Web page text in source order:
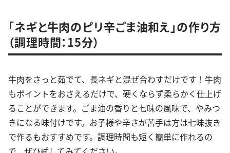
「ネギと牛肉のピリ辛ごま油和え」の作り方
（調理時間：15分）
牛肉をさっと茹でて、長ネギと混ぜ合わすだけです！牛肉
もポイントをおさえるだけで、硬くならず柔らかく仕上げ
ることができます。ごま油の香りと七味の風味で、やみつ
きになる味付けです。お子様や辛さが苦手は方は七味抜き
で作るもおすすめです。調理時間も短く簡単に作れるの